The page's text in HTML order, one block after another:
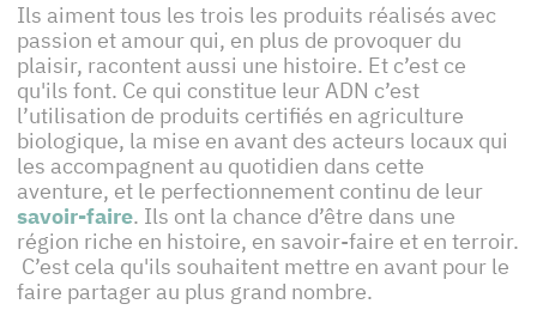
Ils aiment tous les trois les produits réalisés avec
passion et amour qui, en plus de provoquer du
plaisir, racontent aussi une histoire. Et c’est ce
qu'ils font. Ce qui constitue leur ADN c’est
l’utilisation de produits certifiés en agriculture
biologique, la mise en avant des acteurs locaux qui
les accompagnent au quotidien dans cette
aventure, et le perfectionnement continu de leur
savoir-faire. Ils ont la chance d’être dans une
région riche en histoire, en savoir-faire et en terroir.
C’est cela qu'ils souhaitent mettre en avant pour le
faire partager au plus grand nombre.